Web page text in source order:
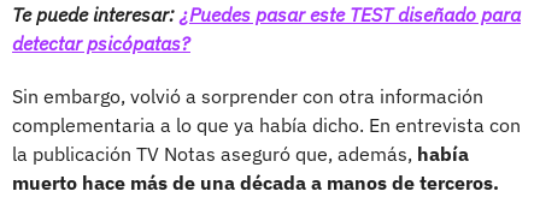
Te puede interesar: ¿Puedes pasar este TEST diseñado para
detectar psicópatas?
Sin embargo, volvió a sorprender con otra información
complementaria a lo que ya había dicho. En entrevista con
la publicación TV Notas aseguró que, además, había
muerto hace más de una década a manos de terceros.